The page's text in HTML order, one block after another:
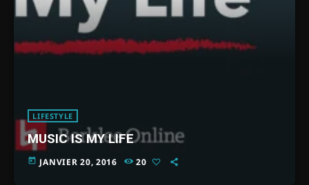
LIFESTYLE
MUSIC IS MY LIFE
today JANVIER 20, 2016 20